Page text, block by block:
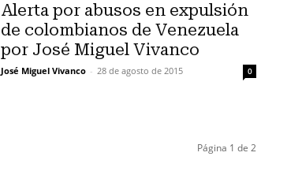
Alerta por abusos en expulsión
de colombianos de Venezuela
por José Miguel Vivanco
José Miguel Vivanco - 28 de agosto de 2015 0
Página 1 de 2